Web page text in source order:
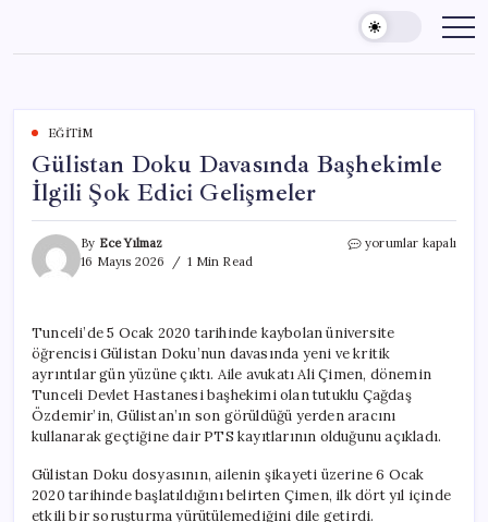
content
EĞITIM
Gülistan Doku Davasında Başhekimle
İlgili Şok Edici Gelişmeler
By Ece Yılmaz
16 Mayıs 2026
1 Min Read
Gülistan
Şok
Edici
Gelişmeler
için
yorumlar kapalı
Tunceli’de 5 Ocak 2020 tarihinde kaybolan üniversite
öğrencisi Gülistan Doku’nun davasında yeni ve kritik
ayrıntılar gün yüzüne çıktı. Aile avukatı Ali Çimen, dönemin
Tunceli Devlet Hastanesi başhekimi olan tutuklu Çağdaş
Özdemir’in, Gülistan’ın son görüldüğü yerden aracını
kullanarak geçtiğine dair PTS kayıtlarının olduğunu açıkladı.
Gülistan Doku dosyasının, ailenin şikayeti üzerine 6 Ocak
2020 tarihinde başlatıldığını belirten Çimen, ilk dört yıl içinde
etkili bir soruşturma yürütülemediğini dile getirdi.